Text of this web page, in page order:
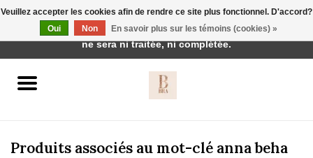
Produits associés au mot-clé anna beha
Veuillez accepter les cookies afin de rendre ce site plus fonctionnel. D'accord?
Oui
Non En savoir plus sur les témoins (cookies) »
Cette boutique est en construction. Toute commande passée
ne sera ni traitée, ni complétée.